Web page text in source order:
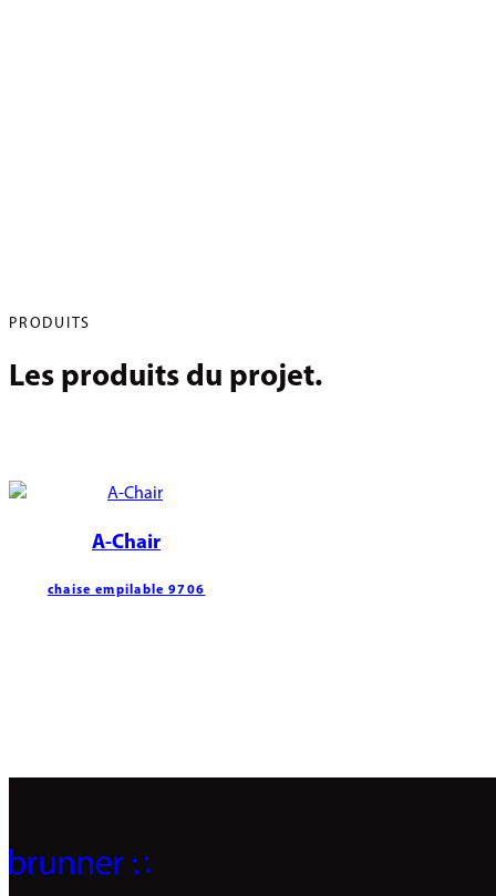
PRODUITS
Les produits du projet.
A-Chair
chaise empilable 9706